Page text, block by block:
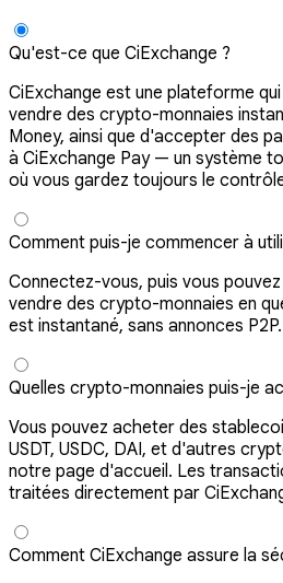
Qu'est-ce que CiExchange ?
CiExchange est une plateforme
vendre des crypto-monnaies
Money, ainsi que d'accepter des
à CiExchange Pay — un système
où vous gardez toujours le
Comment puis-je commencer à
Connectez-vous, puis vous
vendre des crypto-monnaies en
est instantané, sans annonces P2P.
Quelles crypto-monnaies puis-je
Vous pouvez acheter des
USDT, USDC, DAI, et d'autres
notre page d'accueil. Les
traitées directement par
Comment CiExchange assure la